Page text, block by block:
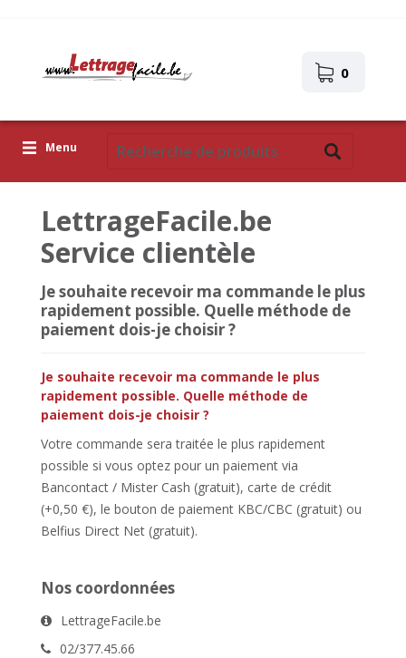
0
Menu
Pictogrammes
Téléchargez votre propre conception
LettrageFacile.be
Service clientèle
Je souhaite recevoir ma commande le plus
rapidement possible. Quelle méthode de
paiement dois-je choisir ?
Je souhaite recevoir ma commande le plus
rapidement possible. Quelle méthode de
paiement dois-je choisir ?
Votre commande sera traitée le plus rapidement
possible si vous optez pour un paiement via
Bancontact / Mister Cash (gratuit), carte de crédit
(+0,50 €), le bouton de paiement KBC/CBC (gratuit) ou
Belfius Direct Net (gratuit).
Nos coordonnées
LettrageFacile.be
02/377.45.66